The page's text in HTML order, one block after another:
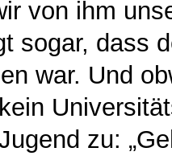
von ihm
sogar, dass
war. Und
zu: